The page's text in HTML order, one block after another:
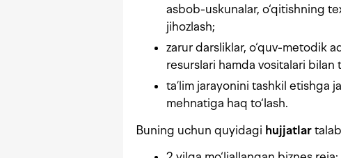
asbob-uskunalar, o‘qitishning
jihozlash;
zarur darsliklar, o‘quv-metodik
resurslari hamda vositalari bilan
ta’lim jarayonini tashkil etishga
mehnatiga haq to‘lash.
Buning uchun quyidagi hujjatlar